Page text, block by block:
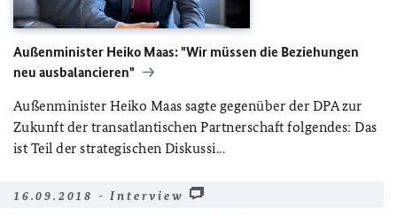
Außenminister Heiko Maas: "Wir müssen die Beziehungen
neu ausbalancieren"
Außenminister Heiko Maas sagte gegenüber der DPA zur
Zukunft der transatlantischen Partnerschaft folgendes: Das
ist Teil der strategischen Diskussi...
16.09.2018 - Interview